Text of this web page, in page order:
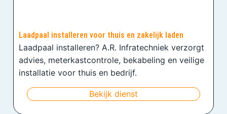
Laadpaal installeren voor thuis en zakelijk laden
Laadpaal installeren? A.R. Infratechniek verzorgt
advies, meterkastcontrole, bekabeling en veilige
installatie voor thuis en bedrijf.
Bekijk dienst